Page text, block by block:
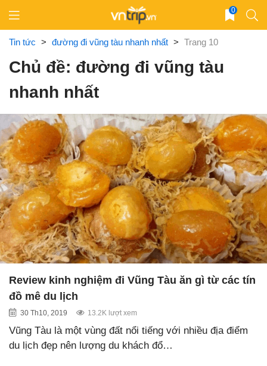
content
0
Tin tức > đường đi vũng tàu nhanh nhất > Trang 10
Chủ đề: đường đi vũng tàu
nhanh nhất
Review kinh nghiệm đi Vũng Tàu ăn gì từ các tín
đồ mê du lịch
30 Th10, 2019 13.2K lượt xem
Vũng Tàu là một vùng đất nổi tiếng với nhiều địa điểm
du lịch đẹp nên lượng du khách đổ…